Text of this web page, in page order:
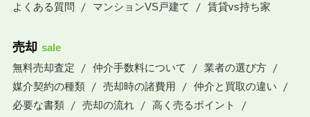
よくある質問
マンションVS戸建て 賃貸vs持ち家
売却 sale
無料売却査定
仲介手数料について
業者の選び方
媒介契約の種類
売却時の諸費用
仲介と買取の違い
必要な書類
売却の流れ
高く売るポイント